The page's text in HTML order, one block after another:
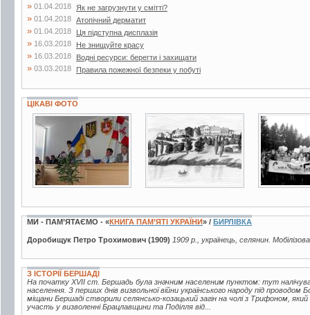
» 01.04.2018 Як не загрузнути у смітті?
» 01.04.2018 Атопічний дерматит
» 01.04.2018 Ця підступна дисплазія
» 16.03.2018 Не знищуйте красу
» 16.03.2018 Водні ресурси: берегти і захищати
» 03.03.2018 Правила пожежної безпеки у побуті
ЦІКАВІ ФОТО
3 фото
МИ - ПАМ’ЯТАЄМО - «КНИГА ПАМ’ЯТІ УКРАЇНИ» / БИРЛІВКА
Доробищук Петро Трохимович (1909) 1909 р., українець, селянин.
З ІСТОРІЇ БЕРШАДІ
На початку XVII ст. Бершадь була значним населеним пунктом: тут
населення. З перших днів визвольної війни українського народу під проводом
міщани Бершаді створили селянсько-козацький загін на чолі з Трифоном,
участь у визволенні Брацлавщини та Поділля від...